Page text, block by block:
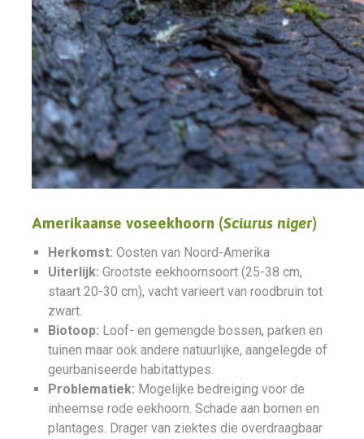
Amerikaanse voseekhoorn (Sciurus niger)
Herkomst: Oosten van Noord-Amerika
Uiterlijk: Grootste eekhoornsoort (25-38 cm,
staart 20-30 cm), vacht varieert van roodbruin tot
zwart.
Biotoop: Loof- en gemengde bossen, parken en
tuinen maar ook andere natuurlijke, aangelegde of
geurbaniseerde habitattypes.
Problematiek: Mogelijke bedreiging voor de
inheemse rode eekhoorn. Schade aan bomen en
plantages. Drager van ziektes die overdraagbaar